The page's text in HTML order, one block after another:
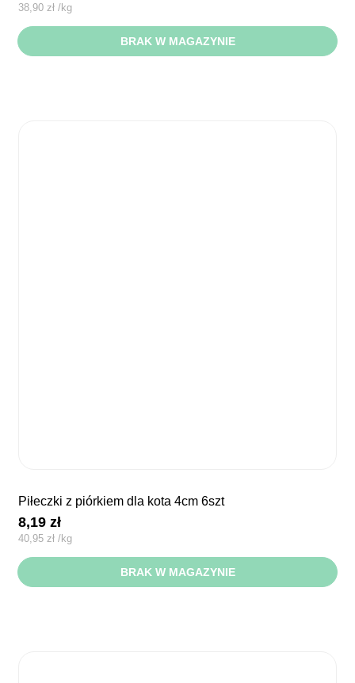
38,90 zł /kg
BRAK W MAGAZYNIE
piłeczki z piórkiem dla kota 4cm 6szt
8,19zł
40,95 zł /kg
BRAK W MAGAZYNIE